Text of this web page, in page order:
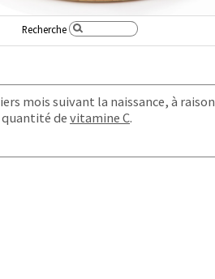
Recherche
mois suivant la naissance, à raison
quantité devitamine C.